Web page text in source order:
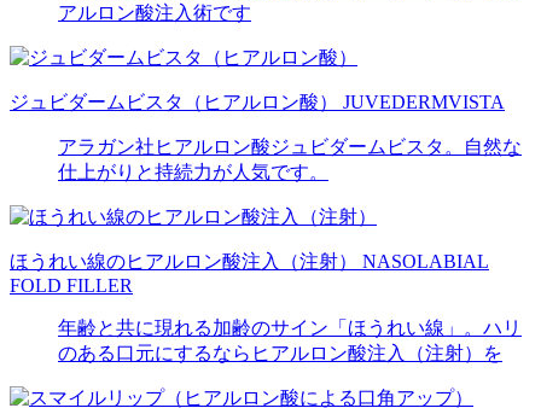
アルロン酸注入術です
ジュビダームビスタ（ヒアルロン酸） JUVEDERMVISTA
アラガン社ヒアルロン酸ジュビダームビスタ。自然な
仕上がりと持続力が人気です。
ほうれい線のヒアルロン酸注入（注射） NASOLABIAL
FOLD FILLER
年齢と共に現れる加齢のサイン「ほうれい線」。ハリ
のある口元にするならヒアルロン酸注入（注射）を